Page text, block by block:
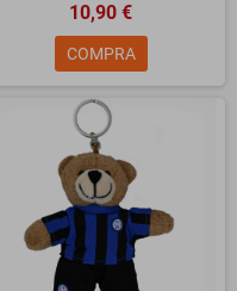
10,90 €
COMPRA